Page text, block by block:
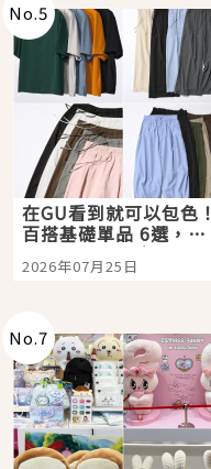
No.5
在GU看到就可以包色！
百搭基礎單品 6選，閉
眼全收也不心疼
2026年07月25日
No.7